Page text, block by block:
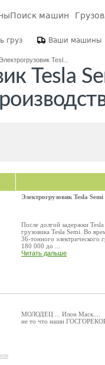
Поиск машин
груз Ваши машины
Tesl...
Tesla
Электрогрузовик Tesla
После долгой задержки
грузовика Tesla Semi. Во
36-тонного электрического
180 000 до ...
Читать дальше
МОЛОДЕЦ ... Илон Маск....
не то что наши